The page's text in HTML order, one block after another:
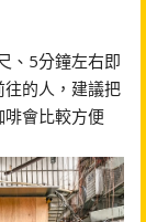
、5分鐘左右即
的人，建議把
會比較方便